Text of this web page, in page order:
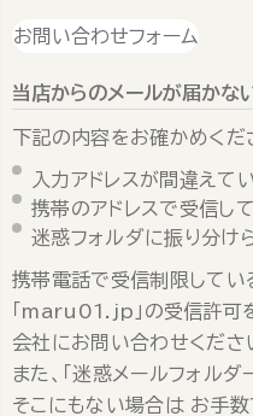
お問い合わせフォーム
当店からのメールが届かな
下記の内容をお確かめくだ
入力アドレスが間違えて
携帯のアドレスで受信し
迷惑フォルダに振り分け
携帯電話で受信制限してい
「maru01.jp」の受信許可
会社にお問い合わせくださ
また、「迷惑メールフォルダ
そこにもない場合は お手